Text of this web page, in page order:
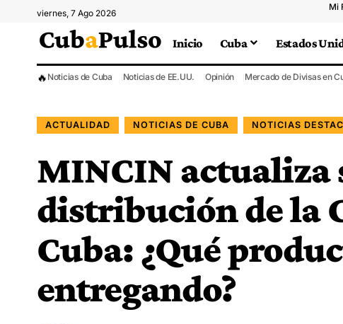
viernes, 7 Ago 2026
Mi
Inicio Cuba Estados
🔥 Noticias de Cuba Noticias de EE.UU. Opinión Mercado de Divisas en
ACTUALIDAD NOTICIAS DE CUBA NOTICIAS
MINCIN actualiza
distribución de la
Cuba: ¿Qué
entregando?